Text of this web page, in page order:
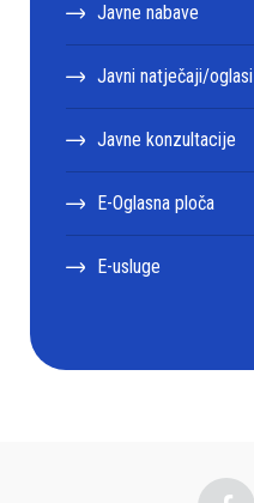
Javne nabave
Javni natječaji/oglasi
Javne konzultacije
E-Oglasna ploča
E-usluge